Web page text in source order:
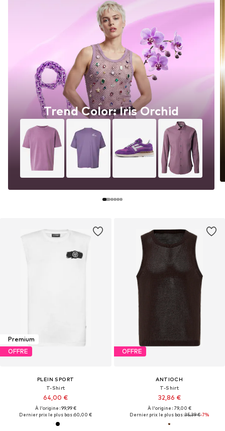
Premium
OFFRE
PLEIN SPORT
T-Shirt
64,00 €
À l'origine : 99,99 €
Dernier prix le plus bas :60,00 €
OFFRE
ANTIOCH
T-Shirt
32,86 €
À l'origine : 79,00 €
Dernier prix le plus bas :35,39 €-7%
Trend Color: Iris Orchid